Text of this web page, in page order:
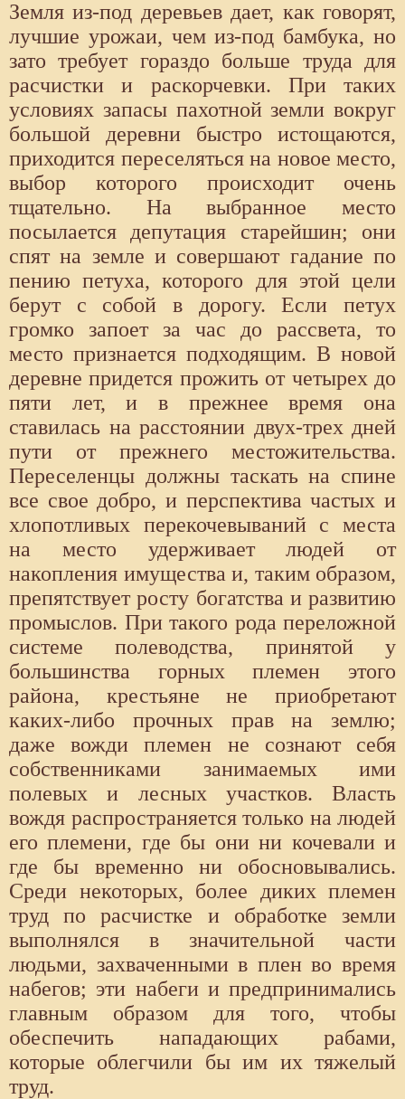
Земля из-под деревьев дает, как говорят,
лучшие урожаи, чем из-под бамбука, но
зато требует гораздо больше труда для
расчистки и раскорчевки. При таких
условиях запасы пахотной земли вокруг
большой деревни быстро истощаются,
приходится переселяться на новое место,
выбор которого происходит очень
тщательно. На выбранное место
посылается депутация старейшин; они
спят на земле и совершают гадание по
пению петуха, которого для этой цели
берут с собой в дорогу. Если петух
громко запоет за час до рассвета, то
место признается подходящим. В новой
деревне придется прожить от четырех до
пяти лет, и в прежнее время она
ставилась на расстоянии двух-трех дней
пути от прежнего местожительства.
Переселенцы должны таскать на спине
все свое добро, и перспектива частых и
хлопотливых перекочевываний с места
на место удерживает людей от
накопления имущества и, таким образом,
препятствует росту богатства и развитию
промыслов. При такого рода переложной
системе полеводства, принятой у
большинства горных племен этого
района, крестьяне не приобретают
каких-либо прочных прав на землю;
даже вожди племен не сознают себя
собственниками занимаемых ими
полевых и лесных участков. Власть
вождя распространяется только на людей
его племени, где бы они ни кочевали и
где бы временно ни обосновывались.
Среди некоторых, более диких племен
труд по расчистке и обработке земли
выполнялся в значительной части
людьми, захваченными в плен во время
набегов; эти набеги и предпринимались
главным образом для того, чтобы
обеспечить нападающих рабами,
которые облегчили бы им их тяжелый
труд.